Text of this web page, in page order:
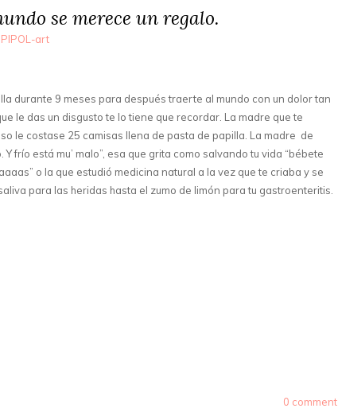
se merece un regalo.
art
durante 9 meses para después traerte al mundo con un dolor tan
le das un disgusto te lo tiene que recordar. La madre que te
le costase 25 camisas llena de pasta de papilla. La madre de
frío está mu’ malo”, esa que grita como salvando tu vida “bébete
o la que estudió medicina natural a la vez que te criaba y se
para las heridas hasta el zumo de limón para tu gastroenteritis.
0 comment